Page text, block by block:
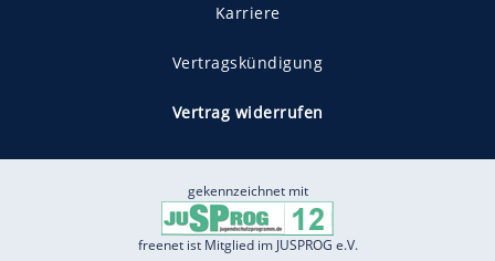
Karriere
Vertragskündigung
Vertrag widerrufen
gekennzeichnet mit
freenet ist Mitglied im JUSPROG e.V.